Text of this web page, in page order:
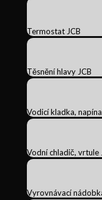
Termostat JCB
Těsnění hlavy JCB
Vodicí kladka,
Vodní chladič, vrtule
Vyrovnávací